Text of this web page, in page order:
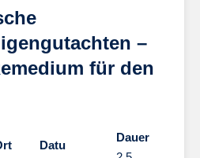
–
für den
Datu
Dauer